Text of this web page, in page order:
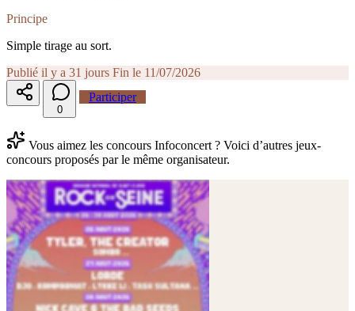
Principe
Simple tirage au sort.
Publié il y a 31 jours Fin le 11/07/2026
0
Participer
Vous aimez les concours Infoconcert ? Voici d’autres jeux-
concours proposés par le même organisateur.